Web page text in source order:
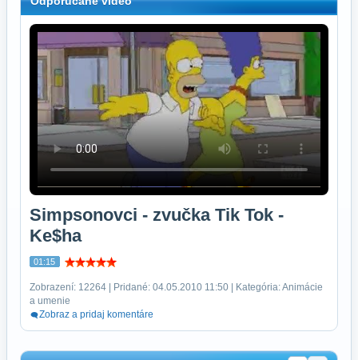
Simpsonovci - zvučka Tik Tok -
Ke$ha
01:15
Zobrazení: 12264 | Pridané: 04.05.2010 11:50 | Kategória: Animácie
a umenie
Zobraz a pridaj komentáre